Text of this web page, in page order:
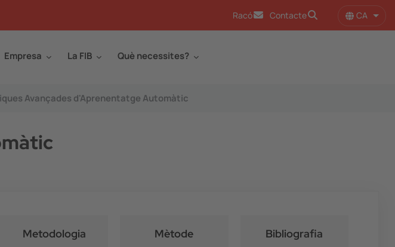
Racó Contacte CA
Empresa La FIB Què necessites?
Avançades d'Aprenentatge Automàtic
Metodologia
Mètode
Bibliografia